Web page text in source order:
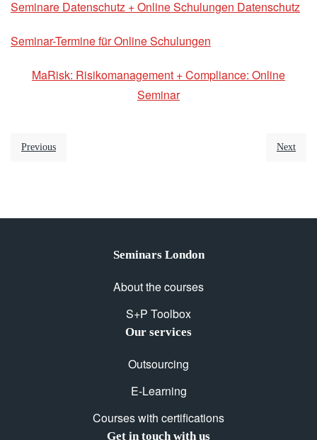
Seminare Datenschutz + Online Schulungen Datenschutz
Seminar-Termine für Online Schulungen
MaRisk: Risikomanagement + Compliance: Online
Seminar
Previous Next
Seminars London
About the courses
S+P Toolbox
Our services
Outsourcing
E-Learning
Courses with certifications
Get in touch with us